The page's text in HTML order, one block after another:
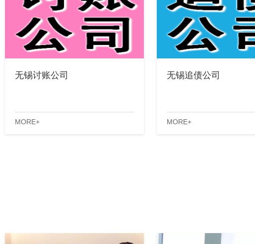
无锡讨账公司
MORE+
无锡追债公司
MORE+